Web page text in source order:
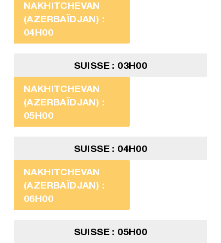
NAKHITCHEVAN
(AZERBAÏDJAN) :
04H00
SUISSE : 03H00
NAKHITCHEVAN
(AZERBAÏDJAN) :
05H00
SUISSE : 04H00
NAKHITCHEVAN
(AZERBAÏDJAN) :
06H00
SUISSE : 05H00